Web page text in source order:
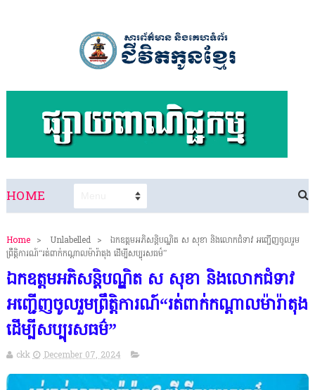
HOME
Home > Unlabelled >
ឯកឧត្តមអភិសន្តិបណ្ឌិត ស សុខា និងលោកជំទាវ អញ្ជើញចូលរួម
ព្រឹត្តិការណ៍“រត់ពាក់កណ្តាលម៉ារ៉ាតុង ដើម្បីសប្បុរសធម៌”
ឯកឧត្តមអភិសន្តិបណ្ឌិត ស សុខា និងលោកជំទាវ
អញ្ជើញចូលរួមព្រឹត្តិការណ៍“រត់ពាក់កណ្តាលម៉ារ៉ាតុង
ដើម្បីសប្បុរសធម៌”
ckk December 07, 2024